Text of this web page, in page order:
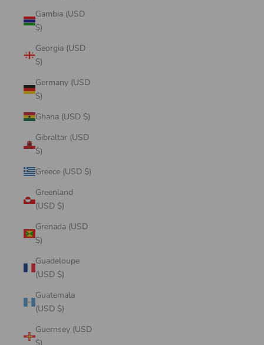
Gambia (USD
$)
Georgia (USD
$)
Germany (USD
$)
Ghana (USD $)
Gibraltar (USD
$)
Greece (USD $)
Greenland
(USD $)
Grenada (USD
$)
Guadeloupe
(USD $)
Guatemala
(USD $)
Guernsey (USD